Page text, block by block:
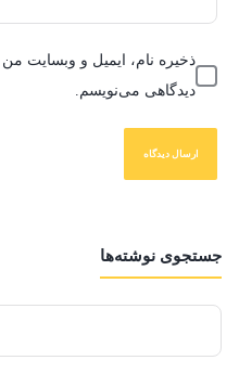
جستجوی نوشته‌ها
ذخیره نام، ایمیل و وبسایت
دیدگاهی می‌نویسم.